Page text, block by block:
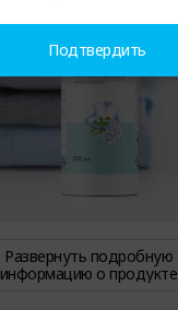
Развернуть подробную
информацию о продукте
Подтвердить